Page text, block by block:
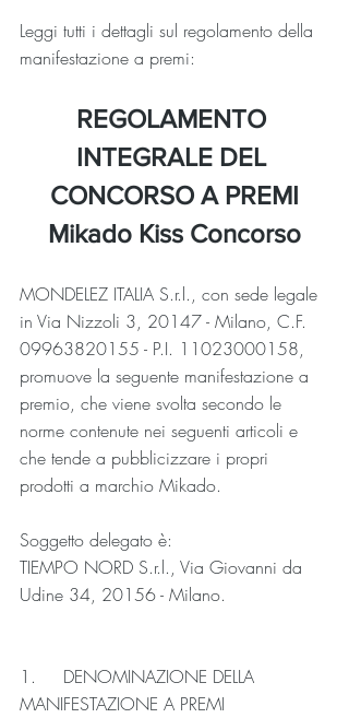
Leggi tutti i dettagli sul regolamento della
manifestazione a premi:
REGOLAMENTO
INTEGRALE DEL
CONCORSO A PREMI
Mikado Kiss Concorso
MONDELEZ ITALIA S.r.l., con sede legale
in Via Nizzoli 3, 20147 - Milano, C.F.
09963820155 - P.I. 11023000158,
promuove la seguente manifestazione a
premio, che viene svolta secondo le
norme contenute nei seguenti articoli e
che tende a pubblicizzare i propri
prodotti a marchio Mikado.
Soggetto delegato è:
TIEMPO NORD S.r.l., Via Giovanni da
Udine 34, 20156 - Milano.
1.     DENOMINAZIONE DELLA
MANIFESTAZIONE A PREMI